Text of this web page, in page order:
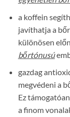
a koffein
javíthatja a
különösen
bőrtónusú
gazdag
megvédeni a
Ez
a finom